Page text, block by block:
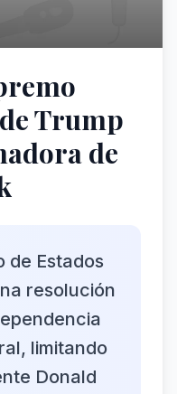
Trump
de
de Estados
resolución
limitando
Donald